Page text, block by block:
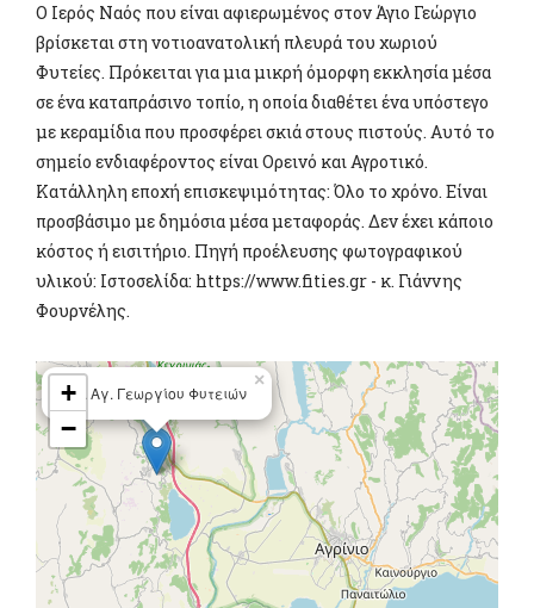
Ο Ιερός Ναός που είναι αφιερωμένος στον Άγιο Γεώργιο
βρίσκεται στη νοτιοανατολική πλευρά του χωριού
Φυτείες. Πρόκειται για μια μικρή όμορφη εκκλησία μέσα
σε ένα καταπράσινο τοπίο, η οποία διαθέτει ένα υπόστεγο
με κεραμίδια που προσφέρει σκιά στους πιστούς. Αυτό το
σημείο ενδιαφέροντος είναι Ορεινό και Αγροτικό.
Κατάλληλη εποχή επισκεψιμότητας: Όλο το χρόνο. Είναι
προσβάσιμο με δημόσια μέσα μεταφοράς. Δεν έχει κάποιο
κόστος ή εισιτήριο. Πηγή προέλευσης φωτογραφικού
υλικού: Ιστοσελίδα: https://www.fities.gr - κ. Γιάννης
Φουρνέλης.
Ι.Ν. Αγ. Γεωργίου Φυτειών
×
+
−